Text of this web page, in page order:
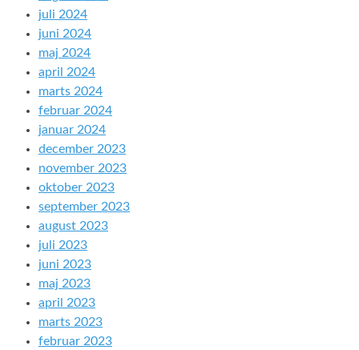
juli 2024
juni 2024
maj 2024
april 2024
marts 2024
februar 2024
januar 2024
december 2023
november 2023
oktober 2023
september 2023
august 2023
juli 2023
juni 2023
maj 2023
april 2023
marts 2023
februar 2023